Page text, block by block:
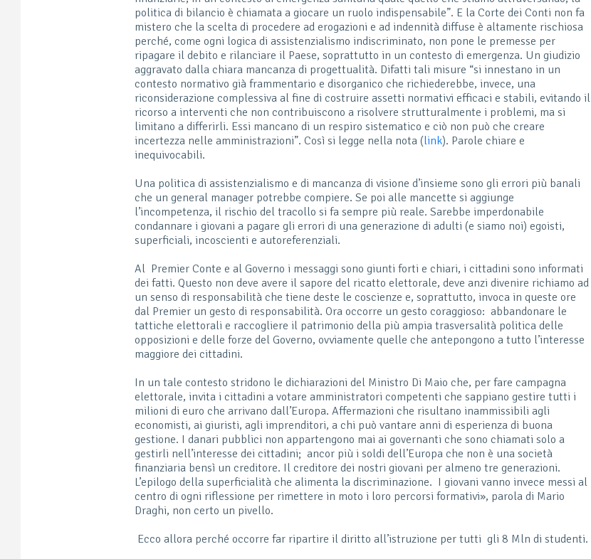
politica di bilancio è chiamata a giocare un ruolo indispensabile”. E la Corte dei Conti non fa
mistero che la scelta di procedere ad erogazioni e ad indennità diffuse è altamente rischiosa
perché, come ogni logica di assistenzialismo indiscriminato, non pone le premesse per
ripagare il debito e rilanciare il Paese, soprattutto in un contesto di emergenza. Un giudizio
aggravato dalla chiara mancanza di progettualità. Difatti tali misure “si innestano in un
contesto normativo già frammentario e disorganico che richiederebbe, invece, una
riconsiderazione complessiva al fine di costruire assetti normativi efficaci e stabili, evitando il
ricorso a interventi che non contribuiscono a risolvere strutturalmente i problemi, ma si
limitano a differirli. Essi mancano di un respiro sistematico e ciò non può che creare
incertezza nelle amministrazioni”. Così si legge nella nota (link). Parole chiare e
inequivocabili.
Una politica di assistenzialismo e di mancanza di visione d’insieme sono gli errori più banali
che un general manager potrebbe compiere. Se poi alle mancette si aggiunge
l’incompetenza, il rischio del tracollo si fa sempre più reale. Sarebbe imperdonabile
condannare i giovani a pagare gli errori di una generazione di adulti (e siamo noi) egoisti,
superficiali, incoscienti e autoreferenziali.
Al Premier Conte e al Governo i messaggi sono giunti forti e chiari, i cittadini sono informati
dei fatti. Questo non deve avere il sapore del ricatto elettorale, deve anzi divenire richiamo ad
un senso di responsabilità che tiene deste le coscienze e, soprattutto, invoca in queste ore
dal Premier un gesto di responsabilità. Ora occorre un gesto coraggioso: abbandonare le
tattiche elettorali e raccogliere il patrimonio della più ampia trasversalità politica delle
opposizioni e delle forze del Governo, ovviamente quelle che antepongono a tutto l’interesse
maggiore dei cittadini.
In un tale contesto stridono le dichiarazioni del Ministro Di Maio che, per fare campagna
elettorale, invita i cittadini a votare amministratori competenti che sappiano gestire tutti i
milioni di euro che arrivano dall’Europa. Affermazioni che risultano inammissibili agli
economisti, ai giuristi, agli imprenditori, a chi può vantare anni di esperienza di buona
gestione. I danari pubblici non appartengono mai ai governanti che sono chiamati solo a
gestirli nell’interesse dei cittadini; ancor più i soldi dell’Europa che non è una società
finanziaria bensì un creditore. Il creditore dei nostri giovani per almeno tre generazioni.
L’epilogo della superficialità che alimenta la discriminazione. I giovani vanno invece messi al
centro di ogni riflessione per rimettere in moto i loro percorsi formativi», parola di Mario
Draghi, non certo un pivello.
Ecco allora perché occorre far ripartire il diritto all’istruzione per tutti gli 8 Mln di studenti.